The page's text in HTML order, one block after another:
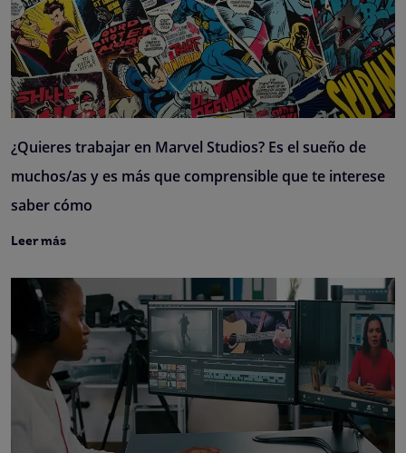
¿Quieres trabajar en Marvel Studios? Es el sueño de
muchos/as y es más que comprensible que te interese
saber cómo
Leer más